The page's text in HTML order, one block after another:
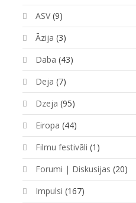
ASV(9)
Āzija (3)
Daba (43)
Deja (7)
Dzeja (95)
Eiropa (44)
Filmu festivāli (1)
Forumi | Diskusijas (20)
Impulsi (167)